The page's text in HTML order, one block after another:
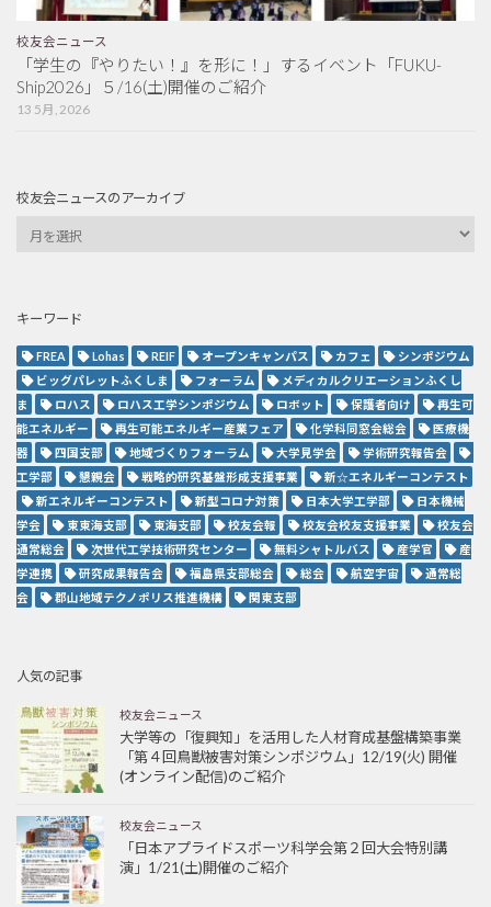
校友会ニュース
「学生の『やりたい！』を形に！」するイベント「FUKU-
Ship2026」５/16(土)開催のご紹介
13 5月, 2026
校友会ニュースのアーカイブ
キーワード
FREA Lohas REIF オープンキャンパス カフェ
シンポジウム
ビッグパレットふくしま
フォーラム
メディカルクリエーションふくし
ま
ロハス ロハス工学シンポジウム ロボット 保護者向け
再生可
能エネルギー
再生可能エネルギー産業フェア 化学科同窓会総会
医療機
器
四国支部 地域づくりフォーラム 大学見学会
学術研究報告会
工学部
懇親会 戦略的研究基盤形成支援事業
新☆エネルギーコンテスト
新エネルギーコンテスト
新型コロナ対策 日本大学工学部
日本機械
学会
東東海支部 東海支部 校友会報 校友会校友支援事業
校友会
通常総会
次世代工学技術研究センター 無料シャトルバス 産学官
産
学連携
研究成果報告会 福島県支部総会 総会 航空宇宙
通常総
会
郡山地域テクノポリス推進機構 関東支部
人気の記事
校友会ニュース
大学等の「復興知」を活用した人材育成基盤構築事業
「第４回鳥獣被害対策シンポジウム」12/19(火) 開催
(オンライン配信)のご紹介
校友会ニュース
「日本アプライドスポーツ科学会第２回大会特別講
演」1/21(土)開催のご紹介